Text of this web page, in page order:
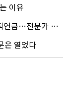
이유
…전문가 조언은
은 열었다